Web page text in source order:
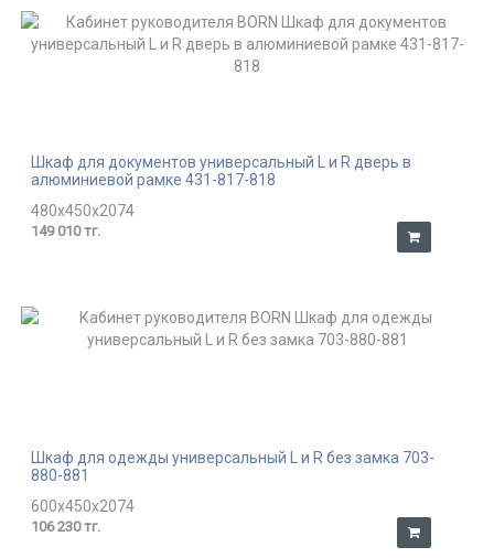
Шкаф для документов универсальный L и R дверь в
алюминиевой рамке 431-817-818
480x450x2074
149 010 тг.
Шкаф для одежды универсальный L и R без замка 703-
880-881
600x450x2074
106 230 тг.